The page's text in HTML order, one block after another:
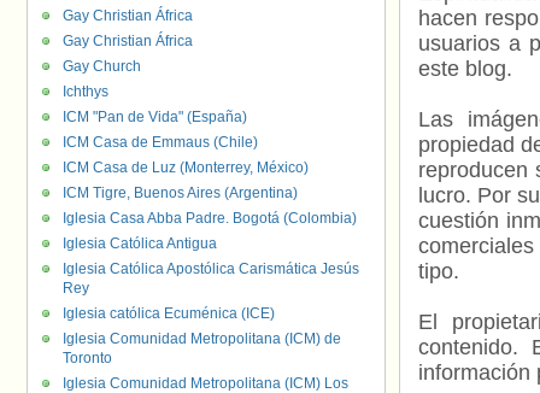
hacen
usuarios a
este blog.
Las
propiedad
reproducen
lucro. Por
cuestión
tipo.
El
contenido.
información
Gay Christian África
Gay Christian África
Gay Church
Ichthys
ICM "Pan de Vida" (España)
ICM Casa de Emmaus (Chile)
ICM Casa de Luz (Monterrey, México)
ICM Tigre, Buenos Aires (Argentina)
Iglesia Casa Abba Padre. Bogotá (Colombia)
Iglesia Católica Antigua
Iglesia Católica Apostólica Carismática Jesús
Rey
Iglesia católica Ecuménica (ICE)
Iglesia Comunidad Metropolitana (ICM) de
Toronto
Iglesia Comunidad Metropolitana (ICM) Los